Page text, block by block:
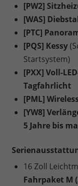
[PW2]
[WAS]
[PTC]
[PQS] Kessy
Startsystem)
[PXX] Voll-
Tagfahrlicht
[PML]
[YW8]
5 Jahre bis
16 Zoll
Fahrpaket M